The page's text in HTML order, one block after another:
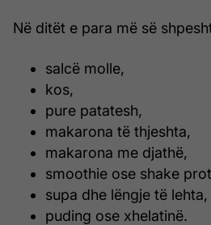
Në ditët e para më së
salcë molle,
kos,
pure patatesh,
makarona të thjeshta,
makarona me djathë,
smoothie ose shake
supa dhe lëngje të lehta,
puding ose xhelatinë.